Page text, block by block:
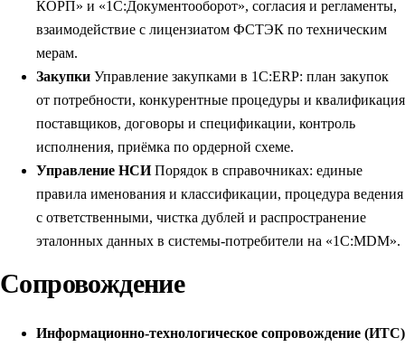
КОРП» и «1С:Документооборот», согласия и регламенты,
взаимодействие с лицензиатом ФСТЭК по техническим
мерам.
Закупки Управление закупками в 1С:ERP: план закупок
от потребности, конкурентные процедуры и квалификация
поставщиков, договоры и спецификации, контроль
исполнения, приёмка по ордерной схеме.
Управление НСИ Порядок в справочниках: единые
правила именования и классификации, процедура ведения
с ответственными, чистка дублей и распространение
эталонных данных в системы-потребители на «1С:MDM».
Сопровождение
Информационно-технологическое сопровождение (ИТС)